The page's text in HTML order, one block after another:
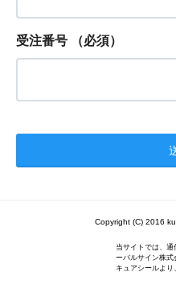
受注番号 （必須）
Copyright (C) 2016
当サイトでは、
ーバルサイン株式
キュアシールより